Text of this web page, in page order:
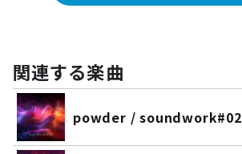
関連する楽曲
powder / soundwork#02